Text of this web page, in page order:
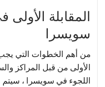
المقابلة
سويسرا
من أهم الخطوات التي يجب
الأولى من قبل المراكز
اللجوء في سويسرا ، سيتم